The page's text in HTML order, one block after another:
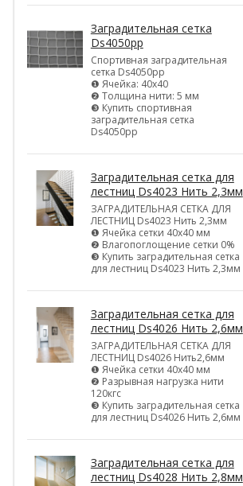
Заградительная сетка
Ds4050pp
Спортивная заградительная
сетка Ds4050pp
❶ Ячейка: 40х40
❷ Толщина нити: 5 мм
❸ Купить спортивная
заградительная сетка
Ds4050pp
Заградительная сетка для
лестниц Ds4023 Нить 2,3мм
ЗАГРАДИТЕЛЬНАЯ СЕТКА ДЛЯ
ЛЕСТНИЦ Ds4023 Нить 2,3мм
❶ Ячейка сетки 40х40 мм
❷ Влагопоглощение сетки 0%
❸ Купить заградительная сетка
для лестниц Ds4023 Нить 2,3мм
Заградительная сетка для
лестниц Ds4026 Нить 2,6мм
ЗАГРАДИТЕЛЬНАЯ СЕТКА ДЛЯ
ЛЕСТНИЦ Ds4026 Нить2,6мм
❶ Ячейка сетки 40х40 мм
❷ Разрывная нагрузка нити
120кгс
❸ Купить заградительная сетка
для лестниц Ds4026 Нить 2,6мм
Заградительная сетка для
лестниц Ds4028 Нить 2,8мм